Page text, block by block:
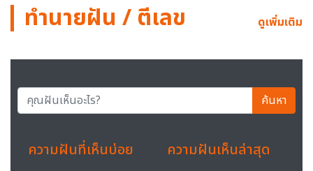
ทำนายฝัน / ตีเลข ดูเพิ่มเติม
ค้นหา
ความฝันที่เห็นบ่อย ความฝันเห็นล่าสุด